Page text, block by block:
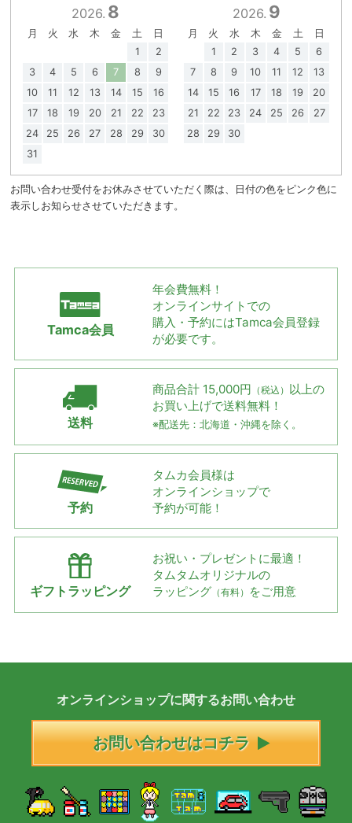
2026. 8
月 火 水 木 金 土
日
1
2
3
4 5 6 7 8
9
10
11 12 13 14 15
16
17
18 19 20 21 22
23
24
25 26 27 28 29
30
31
2026. 9
月 火 水 木 金 土
日
1
2 3 4 5
6
7
8 9 10 11 12
13
14
15 16 17 18 19
20
21
22 23 24 25 26
27
28
29 30
お問い合わせ受付をお休みさせていただく際は、日付の色をピンク色に
表示しお知らせさせていただきます。
Tamca会員
年会費無料！
オンラインサイトでの
購入・予約にはTamca会員登録
が必要です。
送料
商品合計 15,000円 （税込） 以上の
お買い上げで送料無料！
※配送先：北海道・沖縄を除く。
予約
タムカ会員様は
オンラインショップで
予約が可能！
ギフトラッピング
お祝い・プレゼントに最適！
タムタムオリジナルの
ラッピング （有料） をご用意
オンラインショップに関するお問い合わせ
お問い合わせはコチラ